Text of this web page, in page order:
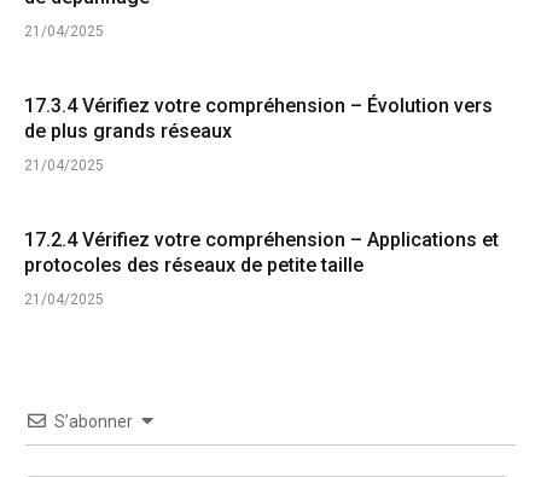
21/04/2025
17.3.4 Vérifiez votre compréhension – Évolution vers
de plus grands réseaux
21/04/2025
17.2.4 Vérifiez votre compréhension – Applications et
protocoles des réseaux de petite taille
21/04/2025
S’abonner